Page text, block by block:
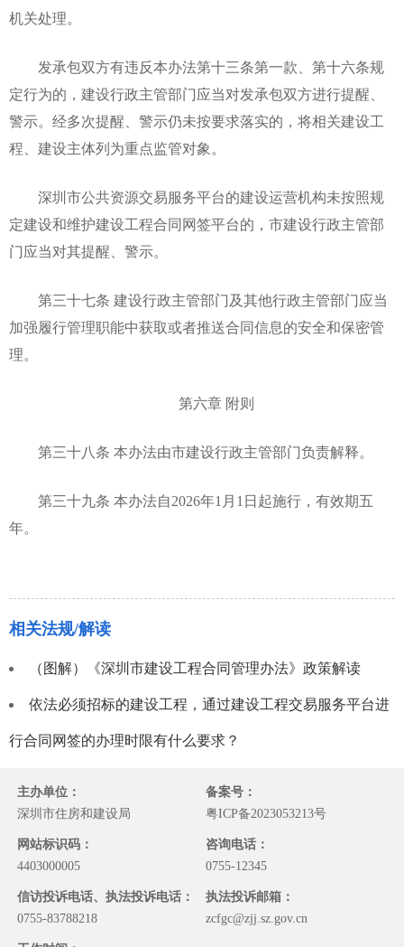
机关处理。
发承包双方有违反本办法第十三条第一款、第十六条规
定行为的，建设行政主管部门应当对发承包双方进行提醒、
警示。经多次提醒、警示仍未按要求落实的，将相关建设工
程、建设主体列为重点监管对象。
深圳市公共资源交易服务平台的建设运营机构未按照规
定建设和维护建设工程合同网签平台的，市建设行政主管部
门应当对其提醒、警示。
第三十七条 建设行政主管部门及其他行政主管部门应当
加强履行管理职能中获取或者推送合同信息的安全和保密管
理。
第六章 附则
第三十八条 本办法由市建设行政主管部门负责解释。
第三十九条 本办法自2026年1月1日起施行，有效期五
年。
相关法规/解读
（图解）《深圳市建设工程合同管理办法》政策解读
依法必须招标的建设工程，通过建设工程交易服务平台进
行合同网签的办理时限有什么要求？
主办单位：
深圳市住房和建设局
备案号：
粤ICP备2023053213号
网站标识码：
4403000005
咨询电话：
0755-12345
信访投诉电话、执法投诉电话：
0755-83788218
执法投诉邮箱：
zcfgc@zjj.sz.gov.cn